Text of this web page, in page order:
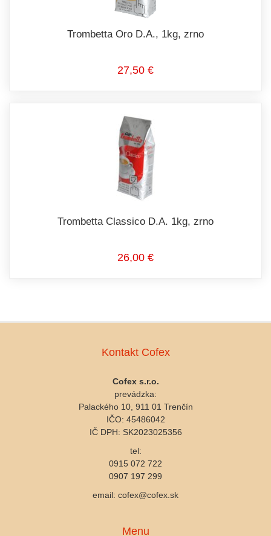
Trombetta Oro D.A., 1kg, zrno
27,50 €
Trombetta Classico D.A. 1kg, zrno
26,00 €
Kontakt Cofex
Cofex s.r.o.
prevádzka:
Palackého 10, 911 01 Trenčín
IČO: 45486042
IČ DPH: SK2023025356
tel:
0915 072 722
0907 197 299
email: cofex@cofex.sk
Menu